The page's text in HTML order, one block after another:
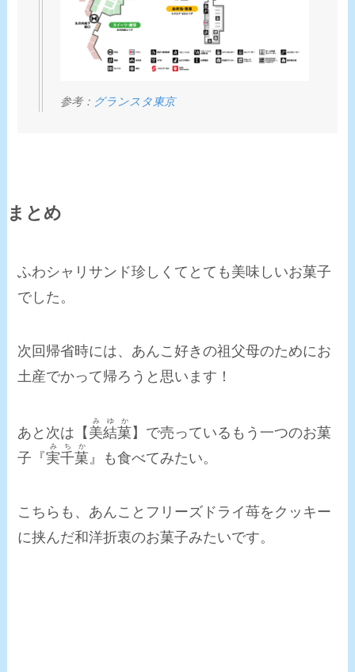
参考： グランスタ東京
まとめ
ふわシャリサンド珍しくてとても美味しいお菓子
でした。
次回帰省時には、あんこ好きの祖父母のためにお
土産でかって帰ろうと思います！
あと次は【 美結菓
みゆか
】で売っているもう一つのお菓
子『実千菓
みちか
』も食べてみたい。
こちらも、あんことフリーズドライ苺をクッキー
に挟んだ和洋折衷のお菓子みたいです。